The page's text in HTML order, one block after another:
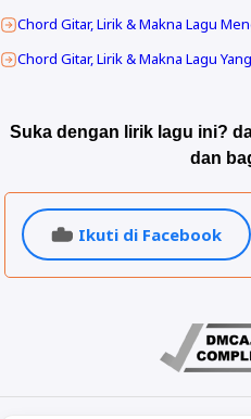
Chord Gitar, Lirik & Makna Lagu
Chord Gitar, Lirik & Makna Lagu
Suka dengan lirik lagu ini?
dan
Ikuti di Facebook